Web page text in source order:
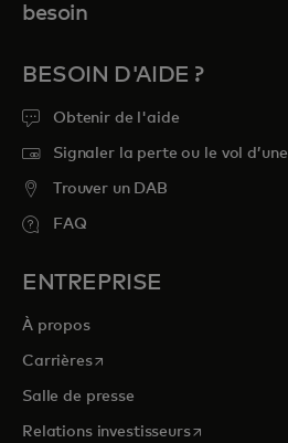
besoin
BESOIN D'AIDE ?
Obtenir de l'aide
Signaler la perte ou le vol
Trouver un DAB
FAQ
ENTREPRISE
À propos
Carrièress’ouvre dans un nouvel
Salle de presse
Relations investisseurss’ouvre dans